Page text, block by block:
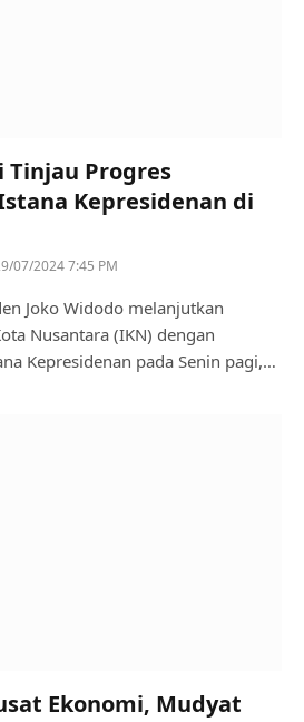
Tinjau Progres
Kepresidenan di
07/2024 7:45 PM
Joko Widodo melanjutkan
Nusantara (IKN) dengan
Kepresidenan pada Senin pagi,…
Ekonomi, Mudyat